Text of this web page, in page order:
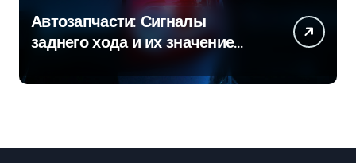
Автозапчасти: Сигналы
заднего хода и их значение
для безопасности на дороге